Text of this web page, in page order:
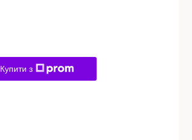
Купити з